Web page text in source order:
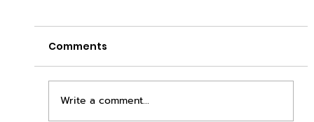
Comments
Write a comment...